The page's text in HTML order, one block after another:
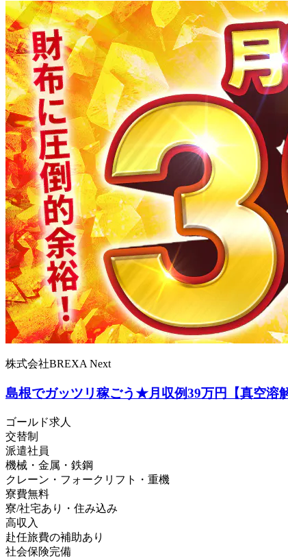
株式会社BREXA Next
島根でガッツリ稼ごう★月収例39万円【真空溶
ゴールド求人
交替制
派遣社員
機械・金属・鉄鋼
クレーン・フォークリフト・重機
寮費無料
寮/社宅あり・住み込み
高収入
赴任旅費の補助あり
社会保険完備